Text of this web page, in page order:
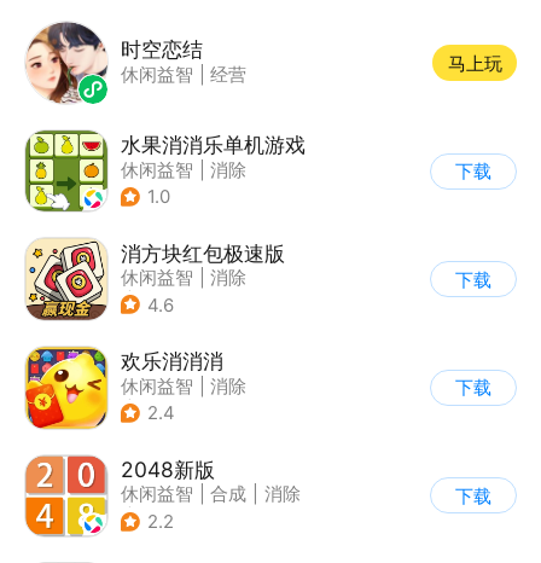
时空恋结
休闲益智 经营
马上玩
水果消消乐单机游戏
休闲益智
消除
1.0
下载
消方块红包极速版
休闲益智
消除
| 积分网赚
4.6
下载
欢乐消消消
休闲益智
消除
| 积分网赚
2.4
下载
2048新版
休闲益智 合成
消除
| 2048
2.2
下载